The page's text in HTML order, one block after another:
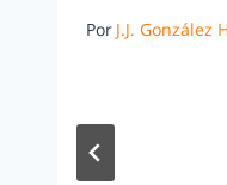
Por J.J. González